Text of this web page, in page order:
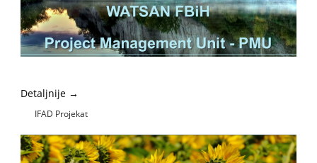
Detaljnije →
IFAD Projekat